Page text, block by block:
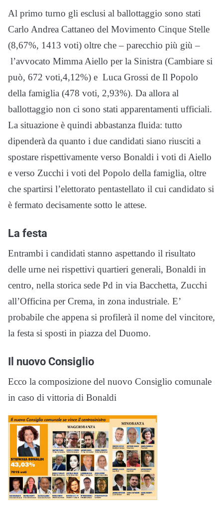
Al primo turno gli esclusi al ballottaggio sono stati
Carlo Andrea Cattaneo del Movimento Cinque Stelle
(8,67%, 1413 voti) oltre che – parecchio più giù –
l’avvocato Mimma Aiello per la Sinistra (Cambiare si
può, 672 voti,4,12%) e Luca Grossi de Il Popolo
della famiglia (478 voti, 2,93%). Da allora al
ballottaggio non ci sono stati apparentamenti ufficiali.
La situazione è quindi abbastanza fluida: tutto
dipenderà da quanto i due candidati siano riusciti a
spostare rispettivamente verso Bonaldi i voti di Aiello
e verso Zucchi i voti del Popolo della famiglia, oltre
che spartirsi l’elettorato pentastellato il cui candidato si
è fermato decisamente sotto le attese.
La festa
Entrambi i candidati stanno aspettando il risultato
delle urne nei rispettivi quartieri generali, Bonaldi in
centro, nella storica sede Pd in via Bacchetta, Zucchi
all’Officina per Crema, in zona industriale. E’
probabile che appena si profilerà il nome del vincitore,
la festa si sposti in piazza del Duomo.
Il nuovo Consiglio
Ecco la composizione del nuovo Consiglio comunale
in caso di vittoria di Bonaldi